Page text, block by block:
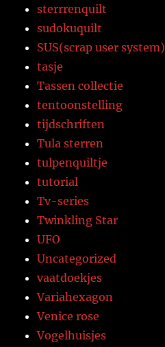
sterrrenquilt
sudokuquilt
SUS(scrap user system)
tasje
Tassen collectie
tentoonstelling
tijdschriften
Tula sterren
tulpenquiltje
tutorial
Tv-series
Twinkling Star
UFO
Uncategorized
vaatdoekjes
Variahexagon
Venice rose
Vogelhuisjes